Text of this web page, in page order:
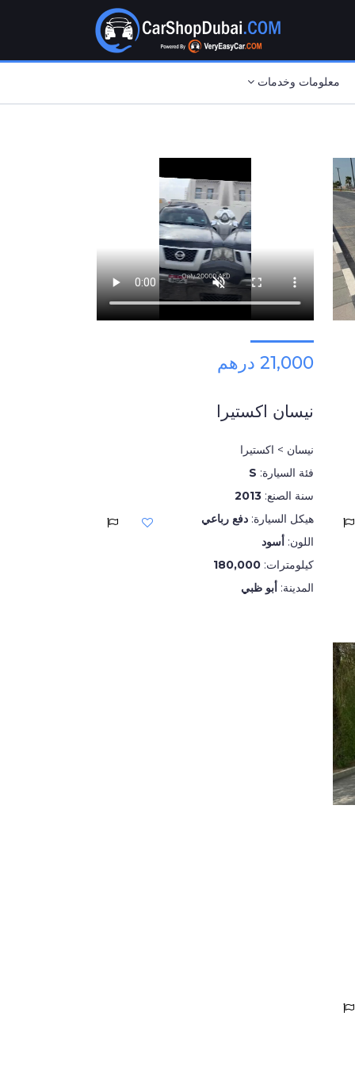
معلومات وخدمات
21,000 درهم
نيسان اكستيرا
نيسان > اكستيرا
فئة السيارة: S
سنة الصنع: 2013
هيكل السيارة: دفع رباعي
اللون: أسود
كيلومترات: 180,000
المدينة: أبو ظبي